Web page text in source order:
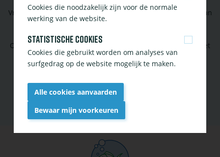
Vragen over vijver, aquarium of tropische planten? Aarzel dan
niet ons te contacteren!
Of volg onze social media om op de hoogte te blijven van het
laatste nieuws en tips.
ContactFacebook
Cookies die noodzakelijk zijn voor de normale
werking van de website.
Statistische cookies
Cookies die gebruikt worden om analyses van
surfgedrag op de website mogelijk te maken.
Alle cookies aanvaarden
Bewaar mijn voorkeuren